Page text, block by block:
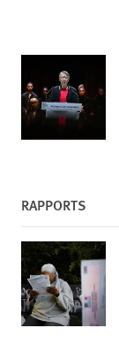
RAPPORTS